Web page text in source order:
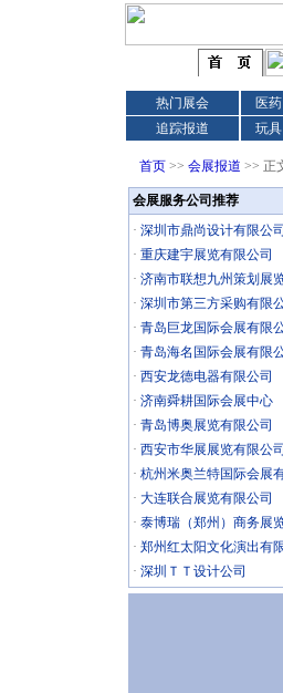
热门展会 医药
追踪报道
玩具
首页 >> 会展报道 >> 正
会展服务公司推荐
· 深圳市鼎尚设计有限公司
· 重庆建宇展览有限公司
· 济南市联想九州策划展
· 深圳市第三方采购有限
· 青岛巨龙国际会展有限
· 青岛海名国际会展有限
· 西安龙德电器有限公司
· 济南舜耕国际会展中心
· 青岛博奥展览有限公司
· 西安市华展展览有限公司
· 杭州米奥兰特国际会展
· 大连联合展览有限公司
· 泰博瑞（郑州）商务展
· 郑州红太阳文化演出有
· 深圳ＴＴ设计公司